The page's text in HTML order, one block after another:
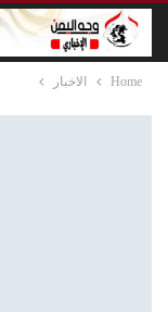
Home الاخبار